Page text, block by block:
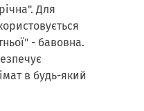
Для
- бавовна.
в будь-який